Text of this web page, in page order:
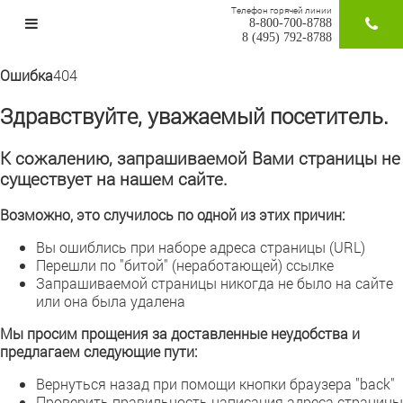
Телефон горячей линии
8-800-700-8788
8 (495) 792-8788
Ошибка404
Здравствуйте, уважаемый посетитель.
К сожалению, запрашиваемой Вами страницы не
существует на нашем сайте.
Возможно, это случилось по одной из этих причин:
Вы ошиблись при наборе адреса страницы (URL)
Перешли по "битой" (неработающей) ссылке
Запрашиваемой страницы никогда не было на сайте
или она была удалена
Мы просим прощения за доставленные неудобства и
предлагаем следующие пути:
Вернуться назад при помощи кнопки браузера "back"